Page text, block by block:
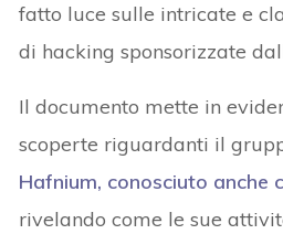
fatto luce sulle intricate e
di hacking sponsorizzate
Il documento mette in
scoperte riguardanti il
Hafnium, conosciuto anche
rivelando come le sue